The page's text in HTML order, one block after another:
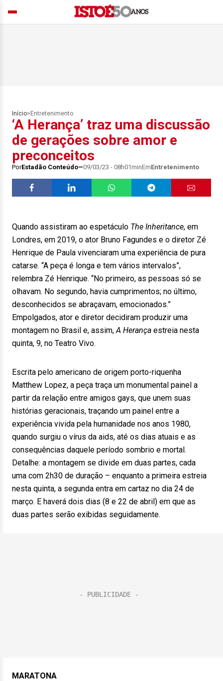
Início> Entretenimento
‘A Herança’ traz uma discussão
de gerações sobre amor e
preconceitos
PorEstadão Conteúdo 09/03/23 - 08h01minEmEntretenimento
Quando assistiram ao espetáculo The Inheritance, em
Londres, em 2019, o ator Bruno Fagundes e o diretor Zé
Henrique de Paula vivenciaram uma experiência de pura
catarse. “A peça é longa e tem vários intervalos”,
relembra Zé Henrique. “No primeiro, as pessoas só se
olhavam. No segundo, havia cumprimentos; no último,
desconhecidos se abraçavam, emocionados.”
Empolgados, ator e diretor decidiram produzir uma
montagem no Brasil e, assim,A Herança estreia nesta
quinta, 9, no Teatro Vivo.
Escrita pelo americano de origem porto-riquenha
Matthew Lopez, a peça traça um monumental painel a
partir da relação entre amigos gays, que unem suas
histórias geracionais, traçando um painel entre a
experiência vivida pela humanidade nos anos 1980,
quando surgiu o vírus da aids, até os dias atuais e as
consequências daquele período sombrio e mortal.
Detalhe: a montagem se divide em duas partes, cada
uma com 2h30 de duração – enquanto a primeira estreia
nesta quinta, a segunda entra em cartaz no dia 24 de
março. E haverá dois dias (8 e 22 de abril) em que as
duas partes serão exibidas seguidamente.
MARATONA